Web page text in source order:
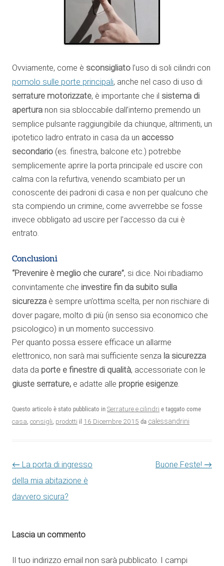
Ovviamente, come è sconsigliato l’uso di soli cilindri con
pomolo sulle porte principali, anche nel caso di uso di
serrature motorizzate, è importante che il sistema di
apertura non sia sbloccabile dall’interno premendo un
semplice pulsante raggiungibile da chiunque, altrimenti, un
ipotetico ladro entrato in casa da un accesso
secondario (es. finestra, balcone etc.) potrebbe
semplicemente aprire la porta principale ed uscire con
calma con la refurtiva, venendo scambiato per un
conoscente dei padroni di casa e non per qualcuno che
sta compiendo un crimine, come avverrebbe se fosse
invece obbligato ad uscire per l’accesso da cui è
entrato.
Conclusioni
“Prevenire è meglio che curare”, si dice. Noi ribadiamo
convintamente che investire fin da subito sulla
sicurezza è sempre un’ottima scelta, per non rischiare di
dover pagare, molto di più (in senso sia economico che
psicologico) in un momento successivo.
Per quanto possa essere efficace un allarme
elettronico, non sarà mai sufficiente senza la sicurezza
data da porte e finestre di qualità, accessoriate con le
giuste serrature, e adatte alle proprie esigenze
Questo articolo è stato pubblicato in Serrature e cilindri e taggato come
casa, consigli, prodotti il 16 Dicembre 2015 da calessandrini
Navigazione articolo
← La porta di ingresso
della mia abitazione è
davvero sicura?
Buone Feste! →
Lascia un commento
Il tuo indirizzo email non sarà pubblicato. I campi